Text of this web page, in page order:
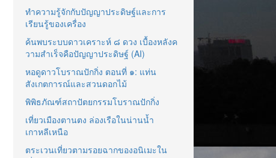
ทำความรู้จักกับปัญญาประดิษฐ์และการ
เรียนรู้ของเครื่อง
ค้นพบระบบดาวเคราะห์ ๘ ดวง เบื้องหลังค
วามสำเร็จคือปัญญาประดิษฐ์ (AI)
หอดูดาวโบราณปักกิ่ง ตอนที่ ๑: แท่น
สังเกตการณ์และสวนดอกไม้
พิพิธภัณฑ์สถาปัตยกรรมโบราณปักกิ่ง
เที่ยวเมืองตานตง ล่องเรือในน่านน้ำ
เกาหลีเหนือ
ตระเวนเที่ยวตามรอยฉากของอนิเมะใน